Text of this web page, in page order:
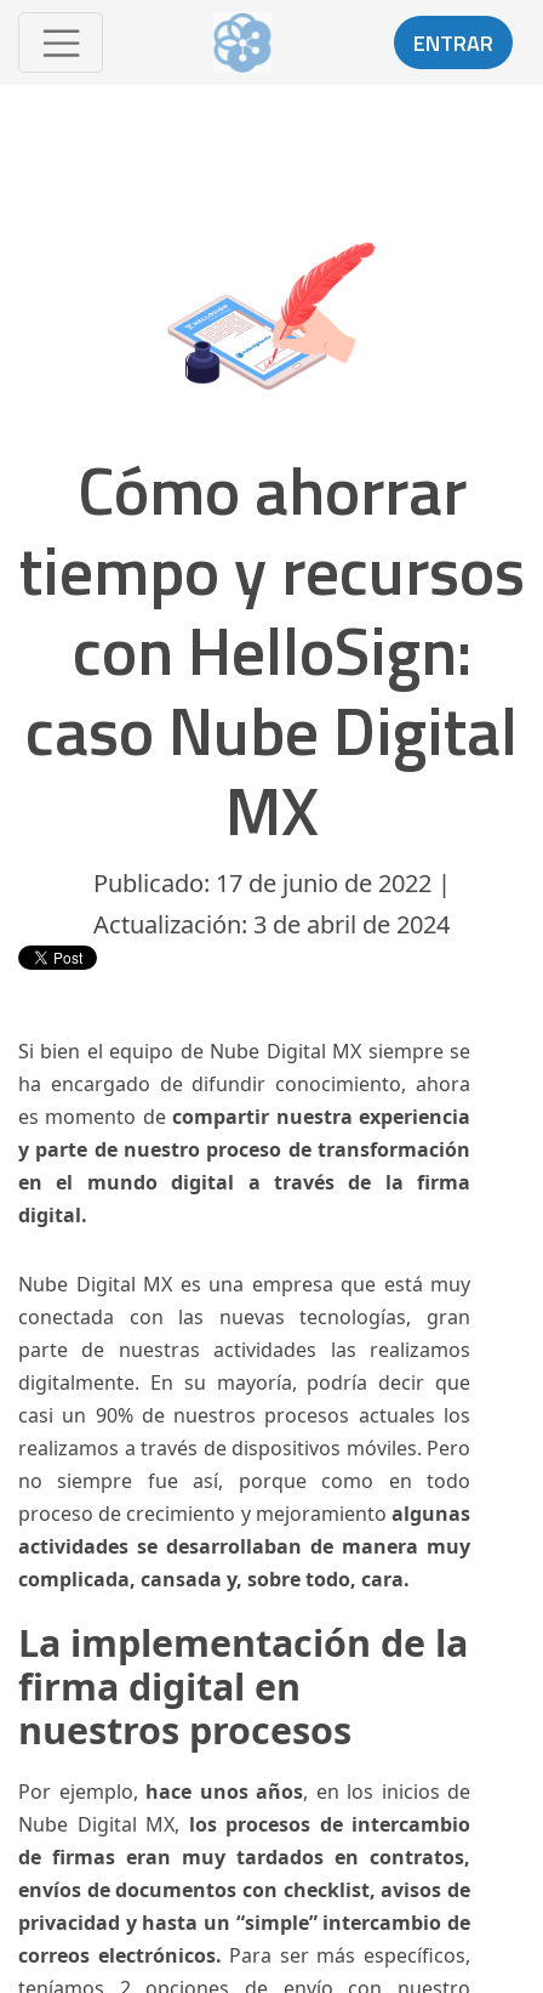
ENTRAR
Cómo ahorrar
tiempo y recursos
con HelloSign:
caso Nube Digital
MX
Publicado: 17 de junio de 2022 |
Actualización: 3 de abril de 2024
Si bien el equipo de Nube Digital MX siempre se
ha encargado de difundir conocimiento, ahora
es momento decompartir nuestra experiencia
y parte de nuestro proceso de transformación
en el mundo digital a través de la firma
digital.
Nube Digital MX es una empresa que está muy
conectada con las nuevas tecnologías, gran
parte de nuestras actividades las realizamos
digitalmente. En su mayoría, podría decir que
casi un 90% de nuestros procesos actuales los
realizamos a través de dispositivos móviles. Pero
no siempre fue así, porque como en todo
proceso de crecimiento y mejoramiento algunas
actividades se desarrollaban de manera muy
complicada, cansada y, sobre todo, cara.
La implementación de la
firma digital en
nuestros procesos
Por ejemplo, hace unos años, en los inicios de
Nube Digital MX, los procesos de intercambio
de firmas eran muy tardados en contratos,
envíos de documentos con checklist, avisos de
privacidad y hasta un “simple” intercambio de
correos electrónicos. Para ser más específicos,